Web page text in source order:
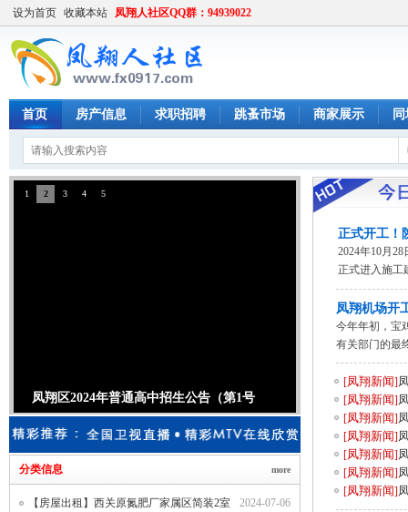
设为首页 收藏本站 凤翔人社区QQ群：94939022
首页 房产信息 求职招聘 跳蚤市场 商家展示
凤翔区2024年普通高中招生公告（第1号
1 2 3 4 5
分类信息 more
2024-07-06
【房屋出租】西关原氮肥厂家属区简装2室
正式开工！
2024年10月
正式进入施工
凤翔机场开
今年年初，宝
有关部门的最
[凤翔新闻]
[凤翔新闻]
[凤翔新闻]
[凤翔新闻]
[凤翔新闻]
[凤翔新闻]
[凤翔新闻]